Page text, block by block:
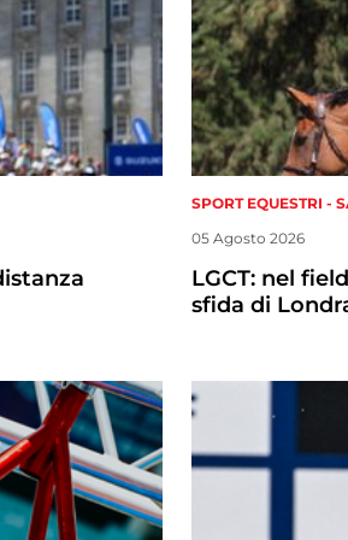
SPORT EQUESTRI -
05 Agosto 2026
LGCT: nel
sfida di